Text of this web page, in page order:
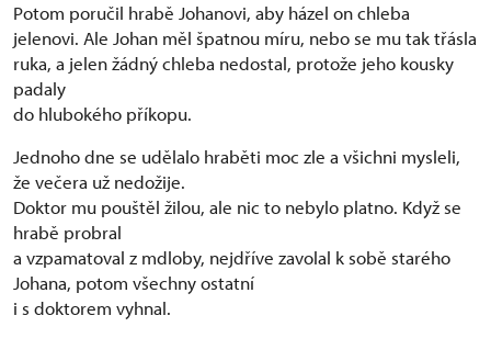
Potom poručil hrabě Johanovi, aby házel on chleba
jelenovi. Ale Johan měl špatnou míru, nebo se mu tak třásla
ruka, a jelen žádný chleba nedostal, protože jeho kousky
padaly
do hlubokého příkopu.
Jednoho dne se udělalo hraběti moc zle a všichni mysleli,
že večera už nedožije.
Doktor mu pouštěl žilou, ale nic to nebylo platno. Když se
hrabě probral
a vzpamatoval z mdloby, nejdříve zavolal k sobě starého
Johana, potom všechny ostatní
i s doktorem vyhnal.